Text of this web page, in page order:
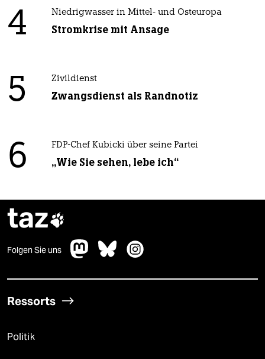
4 Niedrigwasser in Mittel- und Osteuropa
Stromkrise mit Ansage
5 Zivildienst
Zwangsdienst als Randnotiz
6 FDP-Chef Kubicki über seine Partei
„Wie Sie sehen, lebe ich“
taz
Folgen Sie uns
Ressorts
Politik